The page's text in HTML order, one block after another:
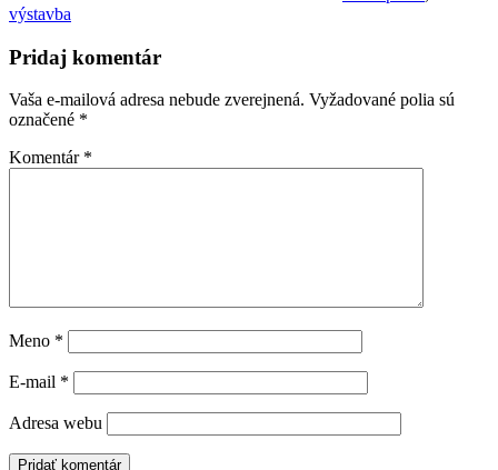
výstavba
Pridaj komentár
Vaša e-mailová adresa nebude zverejnená. Vyžadované polia sú
označené *
Komentár *
Meno *
E-mail *
Adresa webu